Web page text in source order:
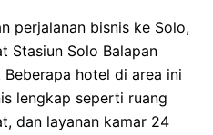
perjalanan bisnis ke Solo,
Stasiun Solo Balapan
hotel di area ini
lengkap seperti ruang
dan layanan kamar 24